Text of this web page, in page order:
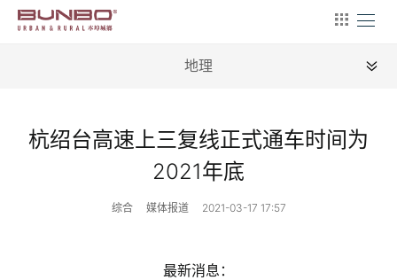
地理
新闻
地理
产业
杭绍台高速上三复线正式通车时间为
2021年底
综合 媒体报道 2021-03-17 17:57
最新消息：